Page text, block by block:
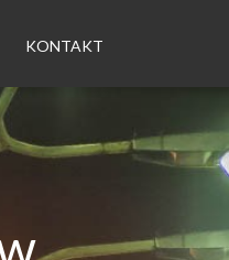
KONTAKT